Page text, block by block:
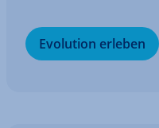
Evolution erleben